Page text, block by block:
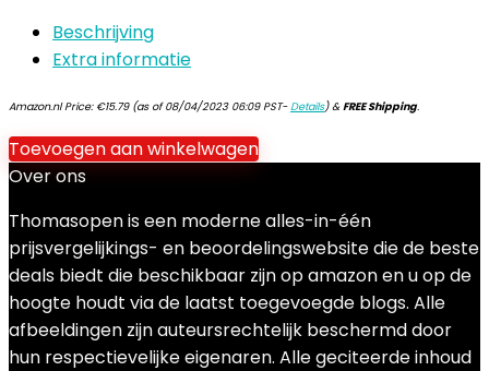
Beschrijving
Extra informatie
Amazon.nl Price: €15.79(as of 08/04/2023 06:09 PST-Details)&FREE Shipping.
Toevoegen aan winkelwagen
Over ons
Thomasopen is een moderne alles-in-één
prijsvergelijkings- en beoordelingswebsite die de beste
deals biedt die beschikbaar zijn op amazon en u op de
hoogte houdt via de laatst toegevoegde blogs. Alle
afbeeldingen zijn auteursrechtelijk beschermd door
hun respectievelijke eigenaren. Alle geciteerde inhoud